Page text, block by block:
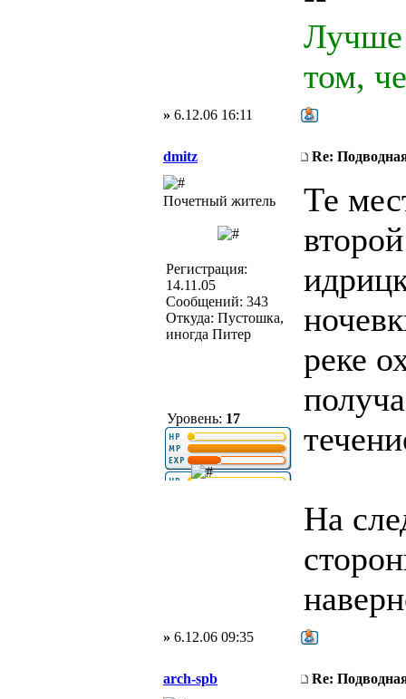
Лучше
том,
» 6.12.06 16:11
dmitz Re:
Почетный житель
Регистрация:
14.11.05
Сообщений: 343
Откуда: Пустошка,
иногда Питер
Уровень: 17
Те
реке
На
» 6.12.06 09:35
arch-spb Re: